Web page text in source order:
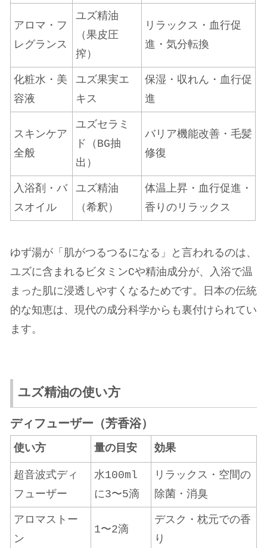
アロマ・フ
レグランス
ユズ精油
（果皮圧
搾）
リラックス・血行促
進・気分転換
化粧水・美
容液
ユズ果実エ
キス
保湿・収れん・血行促
進
スキンケア
全般
ユズセラミ
ド（BG抽
出）
バリア機能改善・毛髪
修復
入浴剤・バ
スオイル
ユズ精油
（希釈）
体温上昇・血行促進・
香りのリラックス
ゆず湯が「肌がつるつるになる」と言われるのは、
ユズに含まれるビタミンCや精油成分が、入浴で温
まった肌に浸透しやすくなるためです。日本の伝統
的な知恵は、現代の成分科学からも裏付けられてい
ます。
ユズ精油の使い方
ディフューザー（芳香浴）
使い方 量の目安 効果
超音波式ディ
フューザー
水100ml
に3〜5滴
リラックス・空間の
除菌・消臭
アロマストー
ン
1〜2滴
デスク・枕元での香
り